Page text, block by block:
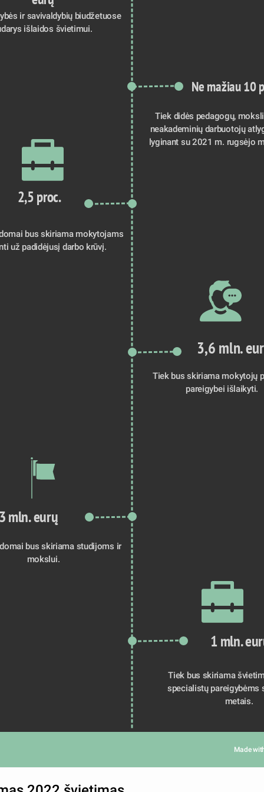
ir savivaldybių biudžetuose
išlaidos švietimui.
Ne mažiau 10
Tiek didės pedagogų,
neakademinių darbuotojų
lyginant su 2021 m. rugsėjo
2,5 proc.
bus skiriama mokytojams
už padidėjusį darbo krūvį.
3,6 mln.
Tiek bus skiriama mokytojų
pareigybei išlaikyti.
mln. eurų
bus skiriama studijoms ir
mokslui.
1 mln.
Tiek bus skiriama
specialistų pareigybėms
metais.
Made